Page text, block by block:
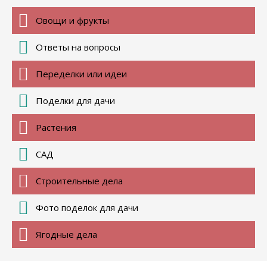
Овощи и фрукты
Ответы на вопросы
Переделки или идеи
Поделки для дачи
Растения
САД
Строительные дела
Фото поделок для дачи
Ягодные дела